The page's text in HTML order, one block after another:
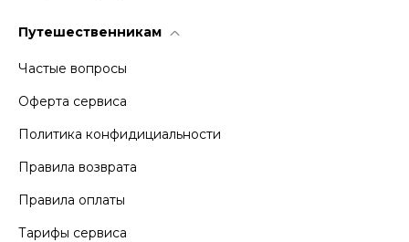
Путешественникам
Частые вопросы
Оферта сервиса
Политика конфидициальности
Правила возврата
Правила оплаты
Тарифы сервиса